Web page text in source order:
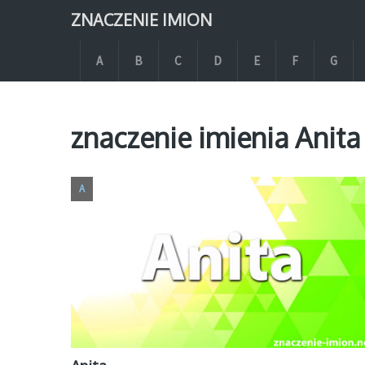
ZNACZENIE IMION
A B C D E F G
znaczenie imienia
A